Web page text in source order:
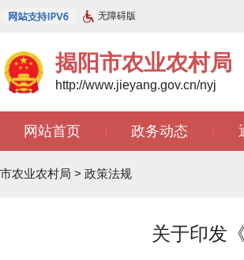
无障碍版
揭阳市农业农村局
http://www.jieyang.gov.cn/nyj
网站首页 政务动态
市农业农村局 > 政策法规
关于印发